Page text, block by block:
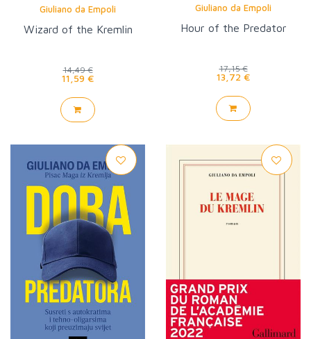
Giuliano da Empoli
Wizard of the Kremlin
14,49 €
11,59 €
Giuliano da Empoli
Hour of the Predator
17,15 €
13,72 €